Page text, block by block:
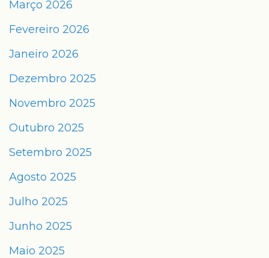
Março 2026
Fevereiro 2026
Janeiro 2026
Dezembro 2025
Novembro 2025
Outubro 2025
Setembro 2025
Agosto 2025
Julho 2025
Junho 2025
Maio 2025